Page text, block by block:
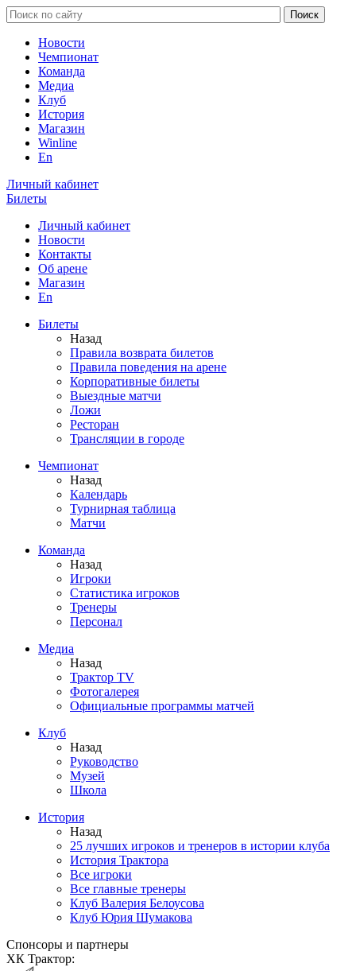
Новости
Чемпионат
Команда
Медиа
Клуб
История
Магазин
Winline
En
Личный кабинет
Билеты
Личный кабинет
Новости
Контакты
Об арене
Магазин
En
Билеты
Назад
Правила возврата билетов
Правила поведения на арене
Корпоративные билеты
Выездные матчи
Ложи
Ресторан
Трансляции в городе
Чемпионат
Назад
Календарь
Турнирная таблица
Матчи
Команда
Назад
Игроки
Статистика игроков
Тренеры
Персонал
Медиа
Назад
Трактор TV
Фотогалерея
Официальные программы матчей
Клуб
Назад
Руководство
Музей
Школа
История
Назад
25 лучших игроков и тренеров в истории клуба
История Трактора
Все игроки
Все главные тренеры
Клуб Валерия Белоусова
Клуб Юрия Шумакова
Спонсоры и партнеры
ХК Трактор: